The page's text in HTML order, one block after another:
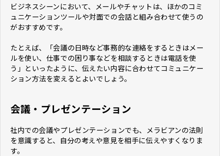
ビジネスシーンにおいて、メールやチャットは、ほかのコミ
ュニケーションツールや対面での会話と組み合わせて使うの
がおすすめです。
たとえば、「会議の日時など事務的な連絡をするときはメー
ルを使い、仕事での困り事などを相談するときは電話を使
う」といったように、伝えたい内容に合わせてコミュニケー
ション方法を変えるとよいでしょう。
会議・プレゼンテーション
社内での会議やプレゼンテーションでも、メラビアンの法則
を意識すると、自分の考えや意見を相手に伝えやすくなりま
す。